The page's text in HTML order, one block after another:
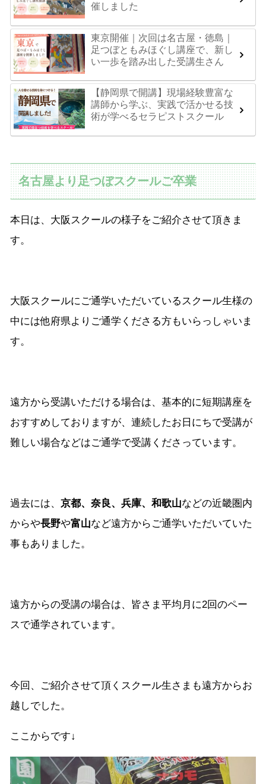
催しました
東京開催｜次回は名古屋・徳島｜
足つぼともみほぐし講座で、新し
い一歩を踏み出した受講生さん
【静岡県で開講】現場経験豊富な
講師から学ぶ、実践で活かせる技
術が学べるセラピストスクール
名古屋より足つぼスクールご卒業
本日は、大阪スクールの様子をご紹介させて頂きま
す。
大阪スクールにご通学いただいているスクール生様の
中には他府県よりご通学くださる方もいらっしゃいま
す。
遠方から受講いただける場合は、基本的に短期講座を
おすすめしておりますが、連続したお日にちで受講が
難しい場合などはご通学で受講くださっています。
過去には、 京都、奈良、兵庫、和歌山などの近畿圏内
からや長野や富山など遠方からご通学いただいていた
事もありました。
遠方からの受講の場合は、皆さま平均月に2回のペー
スで通学されています。
今回、ご紹介させて頂くスクール生さまも遠方からお
越しでした。
ここからです↓